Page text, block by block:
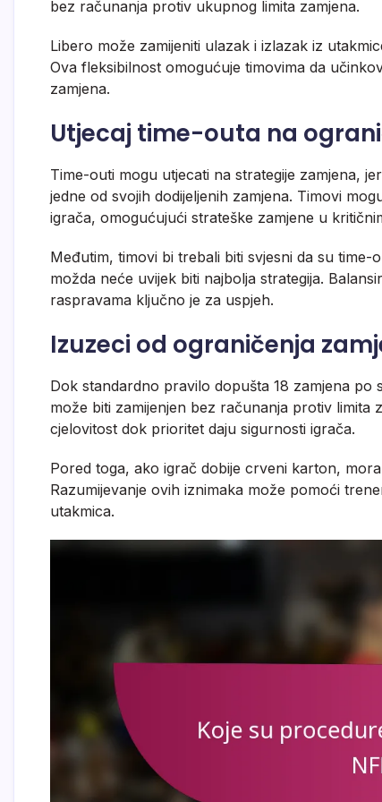
bez računanja protiv ukupnog limita zamjena.
Libero može zamijeniti ulazak i izlazak iz
Ova fleksibilnost omogućuje timovima da
zamjena.
Utjecaj time-outa na
Time-outi mogu utjecati na strategije zamjena,
jedne od svojih dodijeljenih zamjena. Timovi
igrača, omogućujući strateške zamjene u
Međutim, timovi bi trebali biti svjesni da su
možda neće uvijek biti najbolja strategija.
raspravama ključno je za uspjeh.
Izuzeci od ograničenja
Dok standardno pravilo dopušta 18 zamjena po
može biti zamijenjen bez računanja protiv limita
cjelovitost dok prioritet daju sigurnosti igrača.
Pored toga, ako igrač dobije crveni karton,
Razumijevanje ovih iznimaka može pomoći
utakmica.